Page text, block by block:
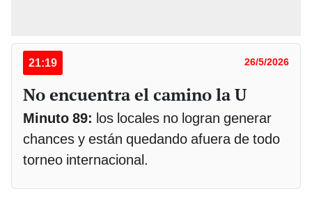
21:19 26/5/2026
No encuentra el camino la U
Minuto 89: los locales no logran generar
chances y están quedando afuera de todo
torneo internacional.